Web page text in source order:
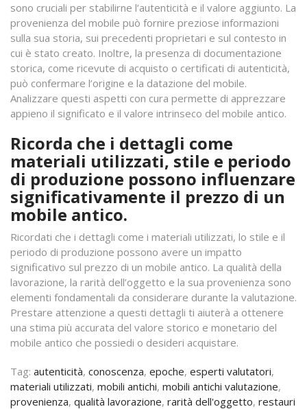
sono cruciali per stabilirne l’autenticità e il valore aggiunto. La
provenienza del mobile può fornire preziose informazioni
sulla sua storia, sui precedenti proprietari e sul contesto in
cui è stato creato. Inoltre, la presenza di documentazione
storica, come ricevute di acquisto o certificati di autenticità,
può confermare l’origine e la datazione del mobile.
Analizzare questi aspetti con cura permette di apprezzare
appieno il significato e il valore intrinseco del mobile antico.
Ricorda che i dettagli come
materiali utilizzati, stile e periodo
di produzione possono influenzare
significativamente il prezzo di un
mobile antico.
Ricordati che i dettagli come i materiali utilizzati, lo stile e il
periodo di produzione possono avere un impatto
significativo sul prezzo di un mobile antico. La qualità della
lavorazione, la rarità dell’oggetto e la sua provenienza sono
elementi fondamentali da considerare durante la valutazione.
Prestare attenzione a questi dettagli ti aiuterà a ottenere
una stima più accurata del valore storico e monetario del
mobile antico che possiedi o desideri acquistare.
Tag: autenticità, conoscenza, epoche, esperti valutatori,
materiali utilizzati, mobili antichi, mobili antichi valutazione,
provenienza, qualità lavorazione, rarità dell'oggetto, restauri